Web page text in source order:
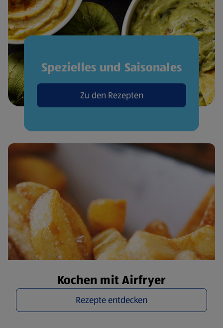
Spezielles und Saisonales
Zu den Rezepten
Kochen mit Airfryer
Rezepte entdecken